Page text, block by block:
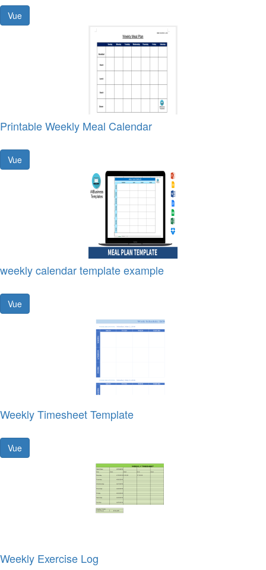
Vue
Printable Weekly Meal Calendar
Vue
weekly calendar template example
Vue
Weekly Timesheet Template
Vue
Weekly Exercise Log